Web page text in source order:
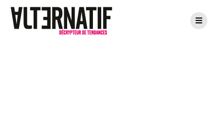
Passer
au